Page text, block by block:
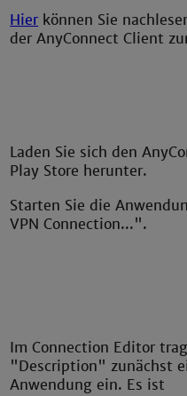
Hier können Sie
der AnyConnect Client
Laden Sie sich den
Play Store herunter.
Starten Sie die
VPN Connection...".
Im Connection Editor
"Description" zunächst
Anwendung ein. Es ist